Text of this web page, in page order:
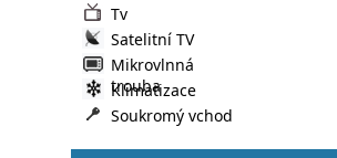
Tv
Satelitní TV
Mikrovlnná
trouba
Klimatizace
Soukromý vchod